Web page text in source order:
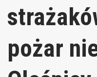
pożar